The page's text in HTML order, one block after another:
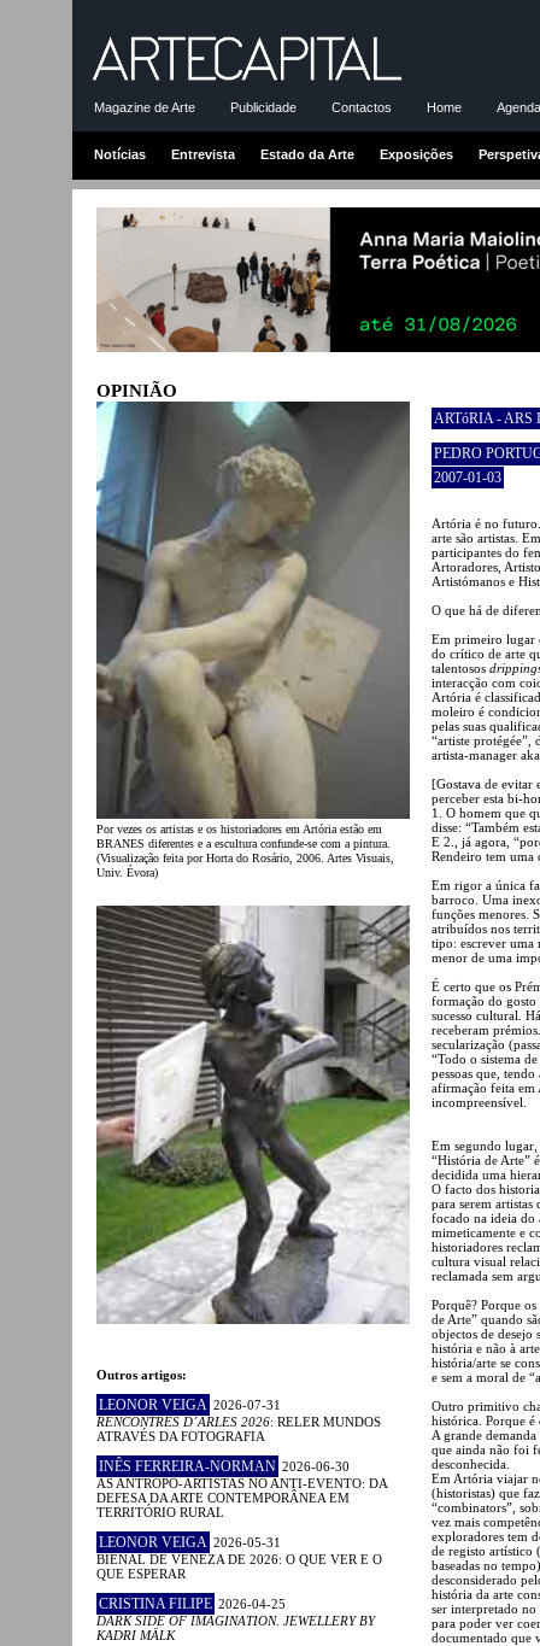
Magazine de Arte Publicidade Contactos Home
Notícias Entrevista Estado da Arte Exposições
OPINIÃO
Por vezes os artistas e os historiadores em Artória estão em
BRANES diferentes e a escultura confunde-se com a pintura.
(Visualização feita por Horta do Rosário, 2006. Artes Visuais,
Univ. Évora)
Outros artigos:
LEONOR VEIGA 2026-07-31
RENCONTRES D´ARLES 2026: RELER MUNDOS
ATRAVÉS DA FOTOGRAFIA
INÊS FERREIRA-NORMAN 2026-06-30
AS ANTROPO-ARTISTAS NO ANTI-EVENTO: DA
DEFESA DA ARTE CONTEMPORÂNEA EM
TERRITÓRIO RURAL
LEONOR VEIGA 2026-05-31
BIENAL DE VENEZA DE 2026: O QUE VER E O
QUE ESPERAR
CRISTINA FILIPE 2026-04-25
DARK SIDE OF IMAGINATION. JEWELLERY BY
KADRI MÄLK
ARTóRIA - ARS
PEDRO
2007-01-03
Artória é no
arte são artistas.
participantes do
Artoradores,
Artistómanos e
O que há de
Em primeiro lugar
do crítico de arte
talentosos
interacção com
Artória é
moleiro é
pelas suas
“artiste protégée”,
artista-manager
[Gostava de evitar
perceber esta bi-
1. O homem que
disse: “Também
E 2., já agora,
Rendeiro tem
Em rigor a única
barroco. Uma
funções menores.
atribuídos nos
tipo: escrever uma
menor de uma
É certo que os
formação do
sucesso cultural.
receberam
secularização
“Todo o sistema
pessoas que,
afirmação feita
incompreensível.
Em segundo lugar,
“História de Arte”
decidida uma
O facto dos
para serem artistas
focado na ideia do
mimeticamente e
historiadores
cultura visual
reclamada sem
Porquê? Porque
de Arte” quando
objectos de desejo
história e não à
história/arte se
e sem a moral de
Outro primitivo
histórica. Porque é
A grande
que ainda não foi
desconhecida.
Em Artória viajar
(historistas) que
“combinators”,
vez mais
exploradores tem
de registo artístico
baseadas no
desconsiderado
história da arte
ser interpretado
para poder ver
documentado que